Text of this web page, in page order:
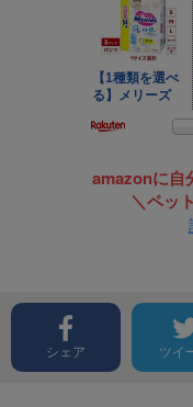
amazonに自
＼ペッ
シェア ツイ